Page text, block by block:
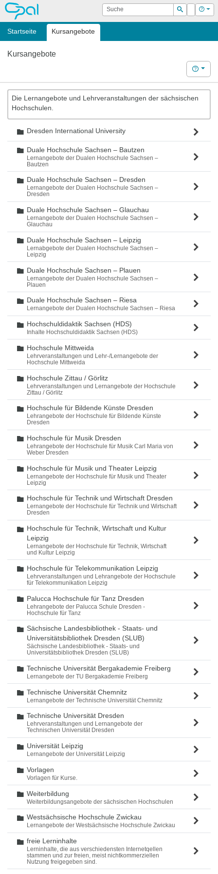
OPAL Suche
Suchen
Login Hilfe
Startseite Kursangebote
Kursangebote
Hilfe
Die Lernangebote und Lehrveranstaltungen der sächsischen
Hochschulen.
Ordner
Dresden International University
Ordner
Duale Hochschule Sachsen – Bautzen
Lernangebote der Dualen Hochschule Sachsen –
Bautzen
Ordner
Duale Hochschule Sachsen – Dresden
Lernangebote der Dualen Hochschule Sachsen –
Dresden
Ordner
Duale Hochschule Sachsen – Glauchau
Lernangebote der Dualen Hochschule Sachsen –
Glauchau
Ordner
Duale Hochschule Sachsen – Leipzig
Lernabgebote der Dualen Hochschule Sachsen –
Leipzig
Ordner
Duale Hochschule Sachsen – Plauen
Lernangebote der Dualen Hochschule Sachsen –
Plauen
Ordner
Duale Hochschule Sachsen – Riesa
Lernangebote der Dualen Hochschule Sachsen – Riesa
Ordner
Hochschuldidaktik Sachsen (HDS)
Inhalte Hochschuldidaktik Sachsen (HDS)
Ordner
Hochschule Mittweida
Lehrveranstaltungen und Lehr-/Lernangebote der
Hochschule Mittweida
Ordner
Hochschule Zittau / Görlitz
Lehrveranstaltungen und Lernangebote der Hochschule
Zittau / Görlitz
Ordner
Hochschule für Bildende Künste Dresden
Lehrangebote der Hochschule für Bildende Künste
Dresden
Ordner
Hochschule für Musik Dresden
Lehrangebote der Hochschule für Musik Carl Maria von
Weber Dresden
Ordner
Hochschule für Musik und Theater Leipzig
Lernangebote der Hochschule für Musik und Theater
Leipzig
Ordner
Hochschule für Technik und Wirtschaft Dresden
Lernangebote der Hochschule für Technik und Wirtschaft
Dresden
Ordner
Hochschule für Technik, Wirtschaft und Kultur
Leipzig
Lernangebote der Hochschule für Technik, Wirtschaft
und Kultur Leipzig
Ordner
Hochschule für Telekommunikation Leipzig
Lehrveranstaltungen und Lehrangebote der Hochschule
für Telekommunikation Leipzig
Ordner
Palucca Hochschule für Tanz Dresden
Lehrangebote der Palucca Schule Dresden -
Hochschule für Tanz
Ordner
Sächsische Landesbibliothek - Staats- und
Universitätsbibliothek Dresden (SLUB)
Sächsische Landesbibliothek - Staats- und
Universitätsbibliothek Dresden (SLUB)
Ordner
Technische Universität Bergakademie Freiberg
Lernangebote der TU Bergakademie Freiberg
Ordner
Technische Universität Chemnitz
Lernangebote der Technische Universität Chemnitz
Ordner
Technische Universität Dresden
Lehrveranstaltungen und Lernangebote der
Technischen Universität Dresden
Ordner
Universität Leipzig
Lernangebote der Universität Leipzig
Ordner
Vorlagen
Vorlagen für Kurse.
Ordner
Weiterbildung
Weiterbildungsangebote der sächsischen Hochschulen
Ordner
Westsächsische Hochschule Zwickau
Lernangebote der Westsächsische Hochschule Zwickau
Ordner
freie Lerninhalte
Lerninhalte, die aus verschiedensten Internetqellen
stammen und zur freien, meist nichtkommerziellen
Nutzung freigegeben sind.